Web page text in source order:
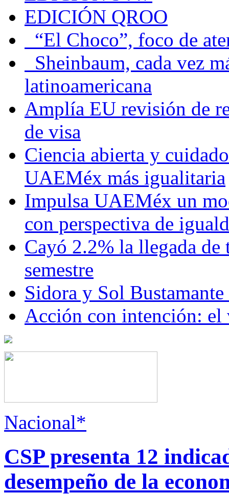
EDICIÓN QROO
“El Choco”, foco de
Sheinbaum, cada vez
latinoamericana
Amplía EU revisión de
de visa
Ciencia abierta y
UAEMéx más igualitaria
Impulsa UAEMéx un
con perspectiva de
Cayó 2.2% la llegada de
semestre
Sidora y Sol
Acción con intención: el
Nacional*
CSP presenta 12
desempeño de la